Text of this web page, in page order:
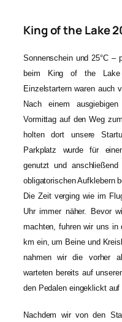
King of the Lake
Sonnenschein und 25°C –
beim King of the
Einzelstartern waren auch
Nach einem
Vormittag auf den Weg
holten dort unsere
Parkplatz wurde für
genutzt und
obligatorischen Aufklebern
Die Zeit verging wie im
Uhr immer näher. Bevor
machten, fuhren wir uns in
km ein, um Beine und
nahmen wir die vorher
warteten bereits auf
den Pedalen eingeklickt
Nachdem wir von den